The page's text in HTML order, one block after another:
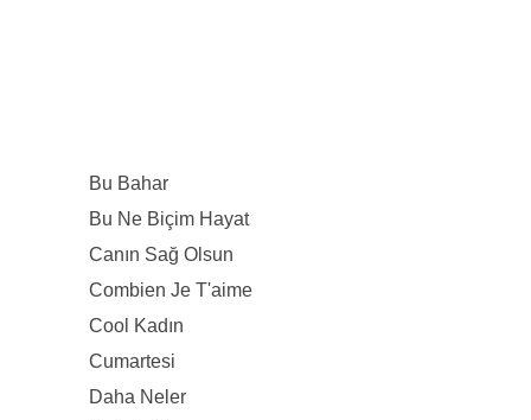
Bu Bahar
Bu Ne Biçim Hayat
Canın Sağ Olsun
Combien Je T'aime
Cool Kadın
Cumartesi
Daha Neler